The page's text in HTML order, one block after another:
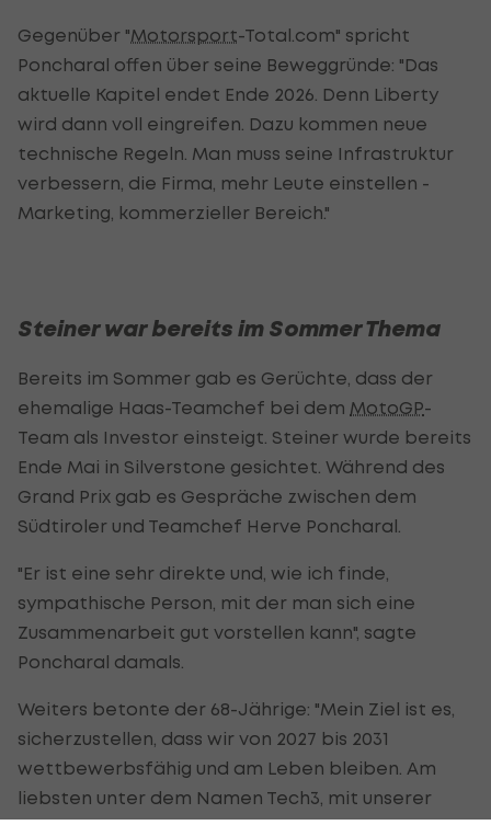
Gegenüber "Motorsport-Total.com" spricht
Poncharal offen über seine Beweggründe: "Das
aktuelle Kapitel endet Ende 2026. Denn Liberty
wird dann voll eingreifen. Dazu kommen neue
technische Regeln. Man muss seine Infrastruktur
verbessern, die Firma, mehr Leute einstellen -
Marketing, kommerzieller Bereich."
Steiner war bereits im Sommer Thema
Bereits im Sommer gab es Gerüchte, dass der
ehemalige Haas-Teamchef bei dem MotoGP-
Team als Investor einsteigt. Steiner wurde bereits
Ende Mai in Silverstone gesichtet. Während des
Grand Prix gab es Gespräche zwischen dem
Südtiroler und Teamchef Herve Poncharal.
"Er ist eine sehr direkte und, wie ich finde,
sympathische Person, mit der man sich eine
Zusammenarbeit gut vorstellen kann", sagte
Poncharal damals.
Weiters betonte der 68-Jährige: "Mein Ziel ist es,
sicherzustellen, dass wir von 2027 bis 2031
wettbewerbsfähig und am Leben bleiben. Am
liebsten unter dem Namen Tech3, mit unserer